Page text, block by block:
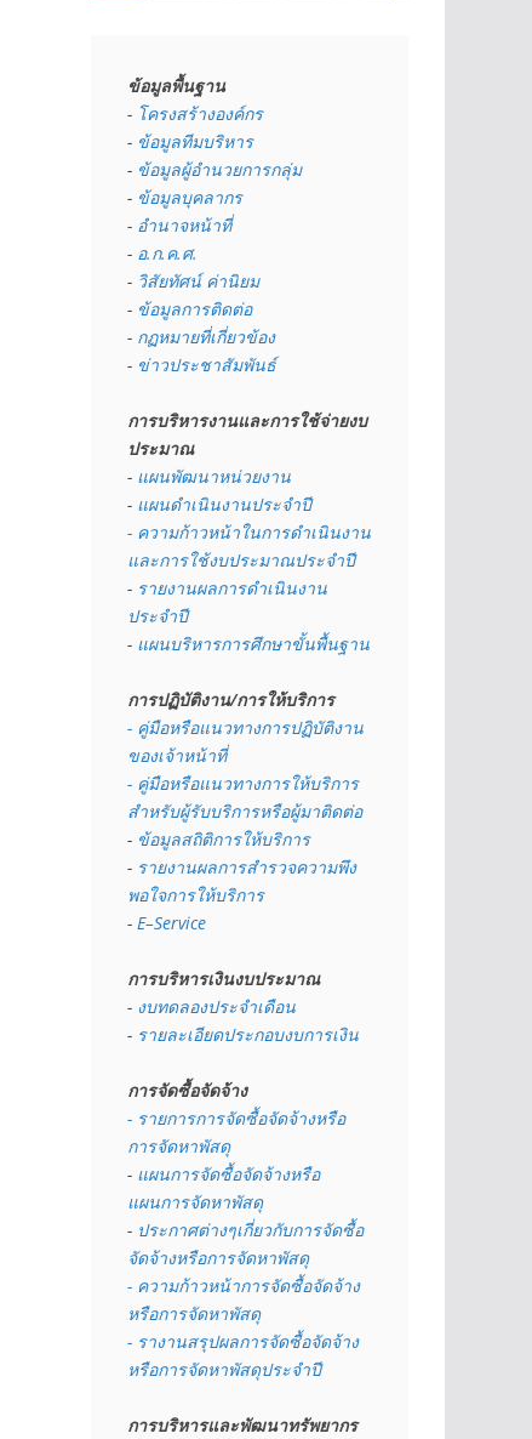
ข้อมูลพื้นฐาน
- โครงสร้างองค์กร
- ข้อมูลทีมบริหาร
- ข้อมูลผู้อำนวยการกลุ่ม
- ข้อมูลบุคลากร
- อำนาจหน้าที่
- อ.ก.ค.ศ.
- วิสัยทัศน์ ค่านิยม
- ข้อมูลการติดต่อ
- กฏหมายที่เกี่ยวข้อง
- ข่าวประชาสัมพันธ์
การบริหารงานและการใช้จ่ายงบ
ประมาณ
- แผนพัฒนาหน่วยงาน
- แผนดำเนินงานประจำปี
- ความก้าวหน้าในการดำเนินงาน
และการใช้งบประมาณประจำปี
- รายงานผลการดำเนินงาน
ประจำปี
- แผนบริหารการศึกษาขั้นพื้นฐาน
การปฏิบัติงาน/การให้บริการ
- คู่มือหรือแนวทางการปฏิบัติงาน
ของเจ้าหน้าที่
- คู่มือหรือแนวทางการให้บริการ
สำหรับผู้รับบริการหรือผู้มาติดต่อ
- ข้อมูลสถิติการให้บริการ
- รายงานผลการสำรวจความพึง
พอใจการให้บริการ
- E–Service
การบริหารเงินงบประมาณ
- งบทดลองประจำเดือน
- รายละเอียดประกอบงบการเงิน
การจัดซื้อจัดจ้าง
- รายการการจัดซื้อจัดจ้างหรือ
การจัดหาพัสดุ
- แผนการจัดซื้อจัดจ้างหรือ
แผนการจัดหาพัสดุ
- ประกาศต่างๆเกี่ยวกับการจัดซื้อ
จัดจ้างหรือการจัดหาพัสดุ
- ความก้าวหน้าการจัดซื้อจัดจ้าง
หรือการจัดหาพัสดุ
- รางานสรุปผลการจัดซื้อจัดจ้าง
หรือการจัดหาพัสดุประจำปี
การบริหารและพัฒนาทรัพยากร